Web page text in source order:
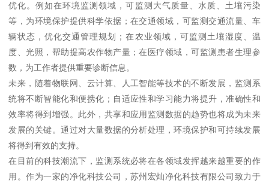
优化。例如在环境监测领域，可监测大气质量、水质、土壤污染
等，为环境保护提供科学依据；在交通领域，可监测交通流量、车
辆状态，优化交通管理规划；在农业领域，可监测土壤湿度、温
度、光照，帮助提高农作物产量；在医疗领域，可监测患者生理参
数，为工作者提供重要诊断信息。
未来，随着物联网、云计算、人工智能等技术的不断发展，监测系
统将不断智能化和便携化；自适应性和学习能力将提升，准确性和
效率将得到增强。此外，共享和应用监测数据的趋势也将成为未来
发展的关键。通过对大量数据的分析处理，环境保护和可持续发展
将得到有效的支持。
在目前的科技潮流下，监测系统必将在各领域发挥越来越重要的作
用。作为一家的净化科技公司，苏州宏灿净化科技有限公司致力于